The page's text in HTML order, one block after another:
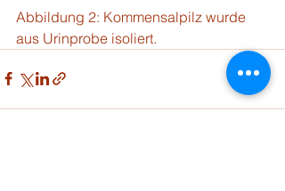
Abbildung 2: Kommensalpilz wurde
aus Urinprobe isoliert.